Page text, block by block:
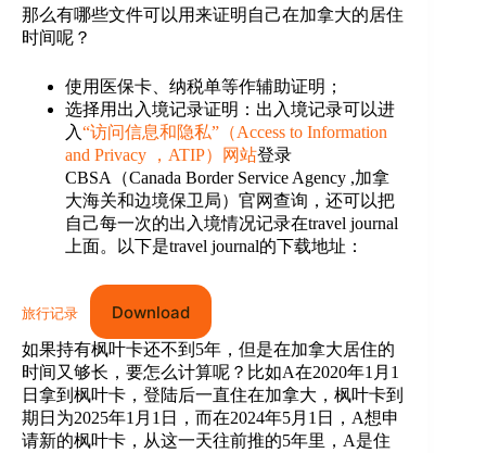
那么有哪些文件可以用来证明自己在加拿大的居住
时间呢？
使用医保卡、纳税单等作辅助证明；
选择用出入境记录证明：出入境记录可以进
入“访问信息和隐私”（Access to Information
and Privacy ，ATIP）网站登录
CBSA（Canada Border Service Agency ,加拿
大海关和边境保卫局）官网查询，还可以把
自己每一次的出入境情况记录在travel journal
上面。以下是travel journal的下载地址：
旅行记录 Download
如果持有枫叶卡还不到5年，但是在加拿大居住的
时间又够长，要怎么计算呢？比如A在2020年1月1
日拿到枫叶卡，登陆后一直住在加拿大，枫叶卡到
期日为2025年1月1日，而在2024年5月1日，A想申
请新的枫叶卡，从这一天往前推的5年里，A是住